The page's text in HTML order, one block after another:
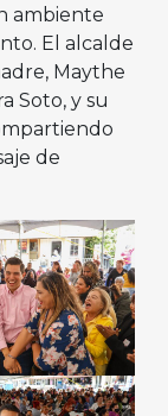
ambiente
El alcalde
Maythe
Soto, y su
de